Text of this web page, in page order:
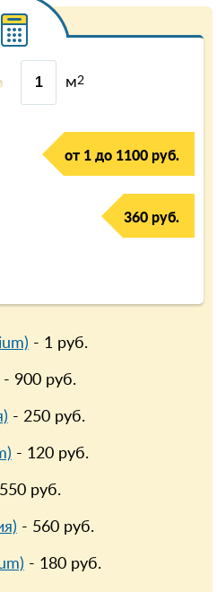
м2
от 1 до 1100 руб.
360 руб.
- 1руб.
- 900руб.
- 250руб.
- 120руб.
550руб.
- 560руб.
- 180руб.